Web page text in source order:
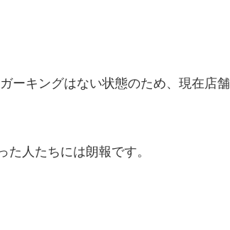
ーキングはない状態のため、現在店舗
人たちには朗報です。